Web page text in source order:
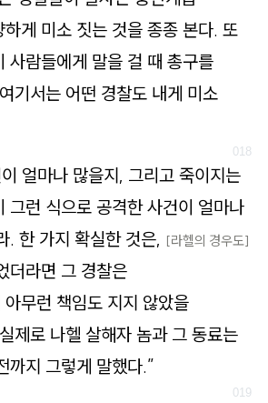
게 미소 짓는 것을 종종 본다. 또
사람들에게 말을 걸 때 총구를
기서는 어떤 경찰도 내게 미소
얼마나 많을지, 그리고 죽이지는
그런 식으로 공격한 사건이 얼마나
. 한 가지 확실한 것은, [라헬의 경우도]
더라면 그 경찰은
무런 책임도 지지 않았을
제로 나헬 살해자 놈과 그 동료는
까지 그렇게 말했다.”